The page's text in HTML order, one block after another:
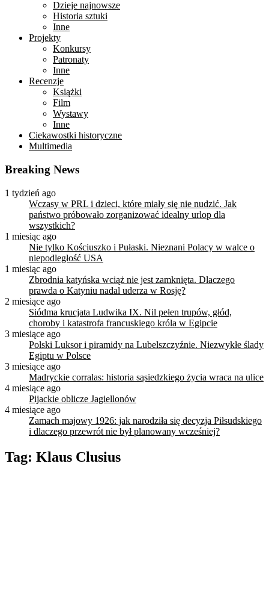
Dzieje najnowsze
Historia sztuki
Inne
Projekty
Konkursy
Patronaty
Inne
Recenzje
Książki
Film
Wystawy
Inne
Ciekawostki historyczne
Multimedia
Breaking News
1 tydzień ago
Wczasy w PRL i dzieci, które miały się nie nudzić. Jak
państwo próbowało zorganizować idealny urlop dla
wszystkich?
1 miesiąc ago
Nie tylko Kościuszko i Pułaski. Nieznani Polacy w walce o
niepodległość USA
1 miesiąc ago
Zbrodnia katyńska wciąż nie jest zamknięta. Dlaczego
prawda o Katyniu nadal uderza w Rosję?
2 miesiące ago
Siódma krucjata Ludwika IX. Nil pełen trupów, głód,
choroby i katastrofa francuskiego króla w Egipcie
3 miesiące ago
Polski Luksor i piramidy na Lubelszczyźnie. Niezwykłe ślady
Egiptu w Polsce
3 miesiące ago
Madryckie corralas: historia sąsiedzkiego życia wraca na ulice
4 miesiące ago
Pijackie oblicze Jagiellonów
4 miesiące ago
Zamach majowy 1926: jak narodziła się decyzja Piłsudskiego
i dlaczego przewrót nie był planowany wcześniej?
Tag: Klaus Clusius